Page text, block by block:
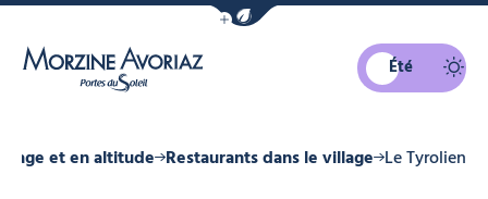
Afficher la barre de navigation du
Été
et en altitude Restaurants dans le village Le Tyrolien